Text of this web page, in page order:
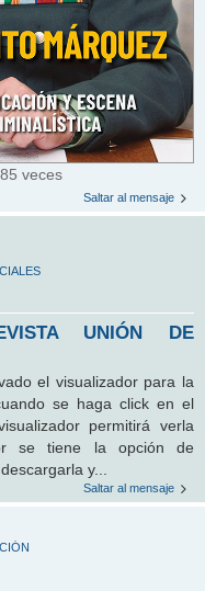
veces
Saltar al mensaje
UNIÓN DE
el visualizador para la
se haga click en el
permitirá verla
se tiene la opción de
y...
Saltar al mensaje